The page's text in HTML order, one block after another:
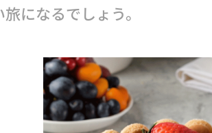
になるでしょう。